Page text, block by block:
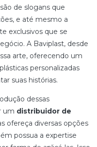
de slogans que
e até mesmo a
exclusivos que se
A Baviplast, desde
arte, oferecendo um
personalizadas
suas histórias.
dessas
um distribuidor de
ofereça diversas opções
possua a expertise